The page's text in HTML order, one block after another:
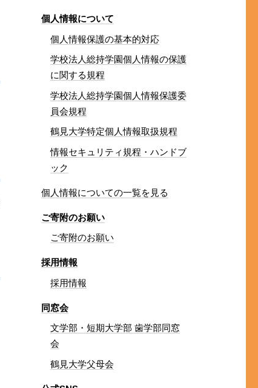
個人情報について
個人情報保護の基本的対応
学校法人総持学園個人情報の保護
に関する規程
学校法人総持学園個人情報保護委
員会規程
鶴見大学特定個人情報取扱規程
情報セキュリティ規程・ハンドブ
ック
個人情報についての一覧を見る
ご寄附のお願い
ご寄附のお願い
採用情報
採用情報
同窓会
文学部・短期大学部 歯学部同窓
会
鶴見大学父母会